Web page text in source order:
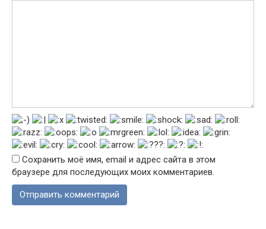
Сохранить моё имя, email и адрес сайта в этом
браузере для последующих моих комментариев.